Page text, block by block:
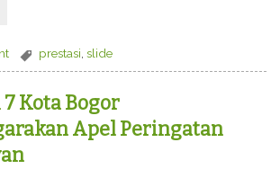
prestasi,slide
Kota Bogor
Apel Peringatan